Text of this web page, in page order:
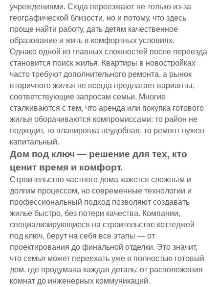
учреждениями. Сюда переезжают не только из-за
географической близости, но и потому, что здесь
проще найти работу, дать детям качественное
образование и жить в комфортных условиях.
Однако одной из главных сложностей после переезда
становится поиск жилья. Квартиры в новостройках
часто требуют дополнительного ремонта, а рынок
вторичного жилья не всегда предлагает варианты,
соответствующие запросам семьи. Многие
сталкиваются с тем, что аренда или покупка готового
жилья оборачиваются компромиссами: то район не
подходит, то планировка неудобная, то ремонт нужен
капитальный.
Дом под ключ — решение для тех, кто
ценит время и комфорт.
Строительство частного дома кажется сложным и
долгим процессом, но современные технологии и
профессиональный подход позволяют создавать
жилье быстро, без потери качества. Компании,
специализирующиеся на строительстве коттеджей
под ключ, берут на себя все этапы — от
проектирования до финальной отделки. Это значит,
что семья может переехать уже в полностью готовый
дом, где продумана каждая деталь: от расположения
комнат до инженерных коммуникаций.